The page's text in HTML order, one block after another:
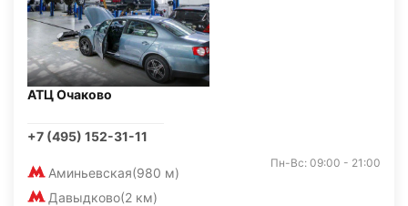
АТЦ Очаково
+7 (495) 152-31-11
Аминьевская(980 м)
Давыдково(2 км)
Пн-Вс: 09:00 - 21:00